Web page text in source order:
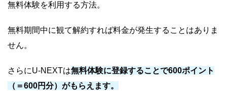
無料体験を利用する方法。
無料期間中に観て解約すれば料金が発生することはありま
せん。
さらにU-NEXTは無料体験に登録することで600ポイント
（＝600円分）がもらえます。